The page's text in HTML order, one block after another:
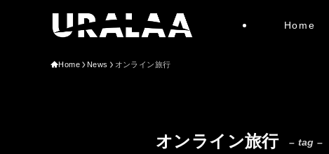
Home
Home News オンライン旅行
オンライン旅行 – tag –